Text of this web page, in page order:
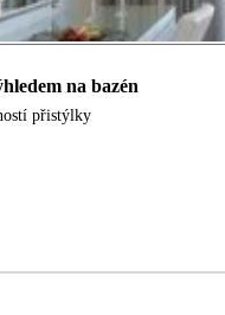
na bazén
přistýlky